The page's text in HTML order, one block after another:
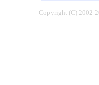
Copyright (C) 2002-